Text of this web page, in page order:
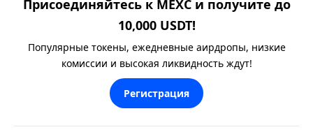
Присоединяйтесь к MEXC и получите до
10,000 USDT!
Популярные токены, ежедневные аирдропы, низкие
комиссии и высокая ликвидность ждут!
Регистрация